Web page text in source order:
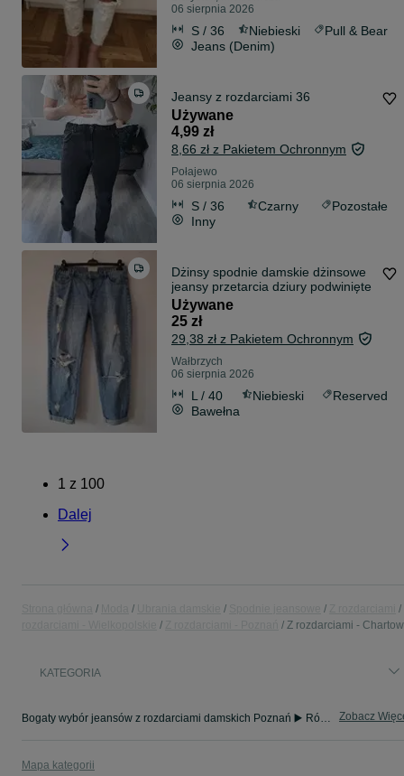
06 sierpnia 2026
S / 36 Niebieski
Pull & Bear
Jeans (Denim)
Jeansy z rozdarciami 36
Używane
4,99 zł
8,66 zł z Pakietem Ochronnym
Połajewo
06 sierpnia 2026
S / 36 Czarny
Pozostałe
Inny
Dżinsy spodnie damskie dżinsowe
jeansy przetarcia dziury podwinięte
Używane
25 zł
29,38 zł z Pakietem Ochronnym
Wałbrzych
06 sierpnia 2026
L / 40 Niebieski
Reserved
Bawełna
1 z 100
Dalej
Z rozdarciami -
KATEGORIA
Bogaty wybór jeansów z rozdarciami damskich Poznań ▶️ Różne materiały i kolory ✅ Nowe i używane w atrakcyjnych cenach ✌ Sprawdź oferty na OLX.pl! Zobacz
Mapa kategorii